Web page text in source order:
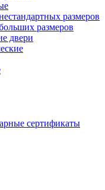
размеров
размеров
двери
сертификаты